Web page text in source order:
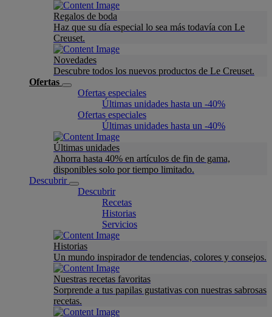
Regalos de boda
Haz que su día especial lo sea más todavía con Le
Creuset.
Novedades
Descubre todos los nuevos productos de Le Creuset.
Ofertas
Ofertas especiales
Últimas unidades hasta un -40%
Ofertas especiales
Últimas unidades hasta un -40%
Últimas unidades
Ahorra hasta 40% en artículos de fin de gama,
disponibles solo por tiempo limitado.
Descubrir
Descubrir
Recetas
Historias
Servicios
Historias
Un mundo inspirador de tendencias, colores y consejos.
Nuestras recetas favoritas
Sorprende a tus papilas gustativas con nuestras sabrosas
recetas.